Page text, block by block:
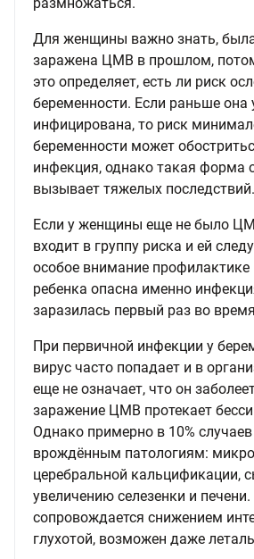
Для женщины важно знать,
заражена ЦМВ в прошлом,
это определяет, есть ли риск
беременности. Если раньше она
инфицирована, то риск
беременности может
инфекция, однако такая форма
вызывает тяжелых последствий.
Если у женщины еще не было
входит в группу риска и ей
особое внимание
ребенка опасна именно
заразилась первый раз во
При первичной инфекции у
вирус часто попадает и в
еще не означает, что он
заражение ЦМВ протекает
Однако примерно в 10%
врождённым патологиям:
церебральной кальцификации,
увеличению селезенки и
сопровождается снижением
глухотой, возможен даже